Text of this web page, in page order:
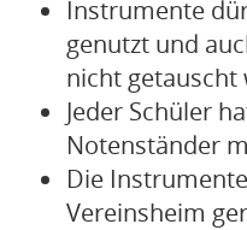
Instrumente
genutzt und
nicht getauscht
Jeder Schüler
Notenständer
Die
Vereinsheim